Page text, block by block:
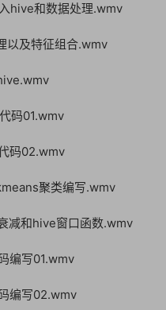
hive和数据处理.wmv
以及特征组合.wmv
码01.wmv
码02.wmv
聚类编写.wmv
减和hive窗口函数.wmv
编写01.wmv
编写02.wmv